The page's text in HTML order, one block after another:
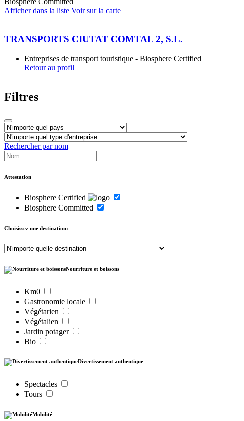
Afficher dans la liste Voir sur la carte
TRANSPORTS CIUTAT COMTAL 2, S.L.
Entreprises de transport touristique - Biosphere Certified
Retour au profil
Filtres
Rechercher par nom
Attestation
Biosphere Certified
Biosphere Committed
Choisissez une destination:
Nourriture et boissons
Km0
Gastronomie locale
Végétarien
Végétalien
Jardin potager
Bio
Divertissement authentique
Spectacles
Tours
Mobilité